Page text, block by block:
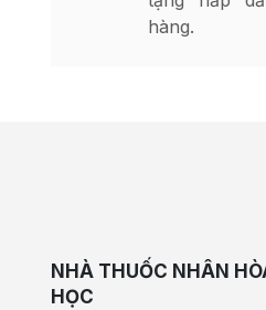
hàng.
NHÀ THUỐC NHÂN
HỌC